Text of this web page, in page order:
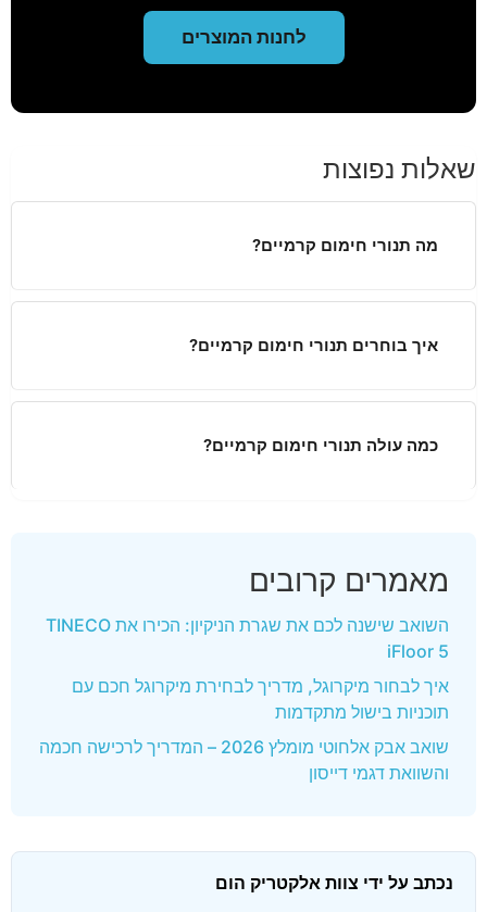
לחנות המוצרים
שאלות נפוצות
מה תנורי חימום קרמיים?
איך בוחרים תנורי חימום קרמיים?
כמה עולה תנורי חימום קרמיים?
מאמרים קרובים
השואב שישנה לכם את שגרת הניקיון: הכירו את TINECO
iFloor 5
איך לבחור מיקרוגל, מדריך לבחירת מיקרוגל חכם עם
תוכניות בישול מתקדמות
שואב אבק אלחוטי מומלץ 2026 – המדריך לרכישה חכמה
והשוואת דגמי דייסון
נכתב על ידי צוות אלקטריק הום